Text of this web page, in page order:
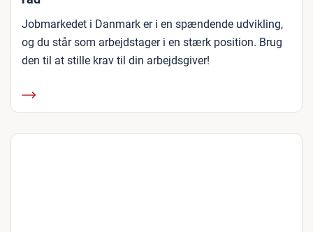
Jobmarkedet i Danmark er i en spændende udvikling,
og du står som arbejdstager i en stærk position. Brug
den til at stille krav til din arbejdsgiver!